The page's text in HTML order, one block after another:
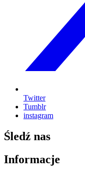
Twitter
Tumblr
instagram
Śledź nas
Informacje